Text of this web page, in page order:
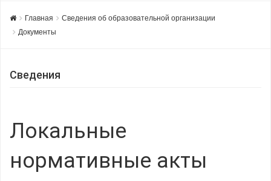
Главная
Сведения об образовательной организации
Документы
Сведения
Локальные
нормативные акты